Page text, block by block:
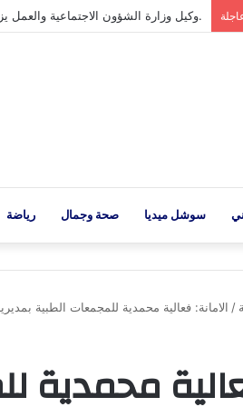
.السلطة المحلية بمحافظة شبوة تبارك
سوشل ميديا صحة وجمال رياضة
/ الامانة: فعالية محمدية للمجمعات الطبية
محمدية